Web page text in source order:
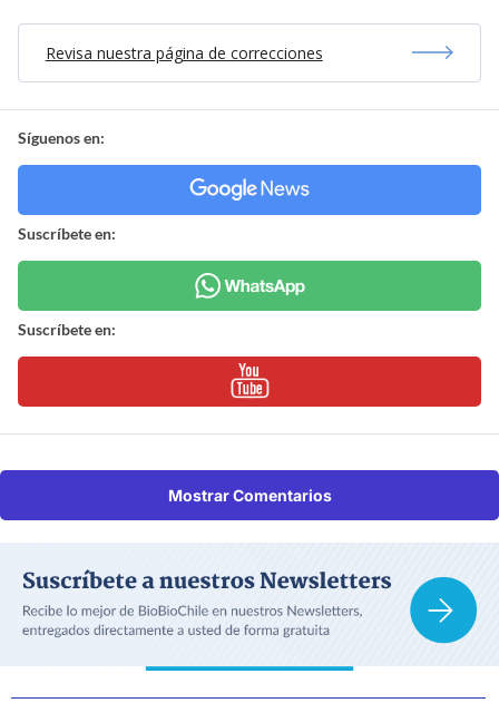
Revisa nuestra página de correcciones
Síguenos en:
Suscríbete en:
Suscríbete en:
Mostrar Comentarios